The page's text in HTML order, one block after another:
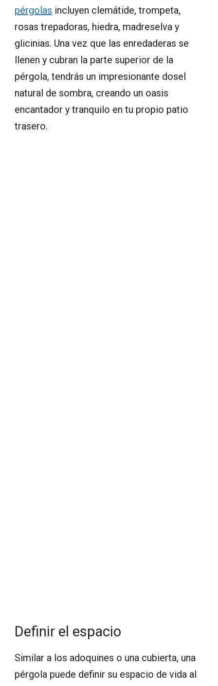
pérgolas incluyen clemátide, trompeta,
rosas trepadoras, hiedra, madreselva y
glicinias. Una vez que las enredaderas se
llenen y cubran la parte superior de la
pérgola, tendrás un impresionante dosel
natural de sombra, creando un oasis
encantador y tranquilo en tu propio patio
trasero.
Definir el espacio
Similar a los adoquines o una cubierta, una
pérgola puede definir su espacio de vida al